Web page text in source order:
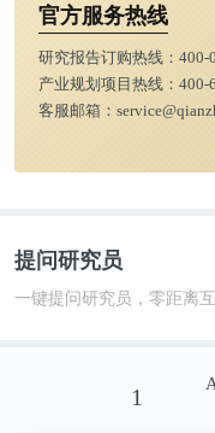
肽-HLA（pHLA）
TCR-拟态（TCRm
白质衍生的pHLA
TCRm抗体具有更
TCR和TCRm抗体
基于细胞的疗法在
要每个患者的自体
官方服务热线
研究报告订购热线： 400-
产业规划项目热线： 400-
客服邮箱：
提问研究员
一键提问研究员，零距离
1